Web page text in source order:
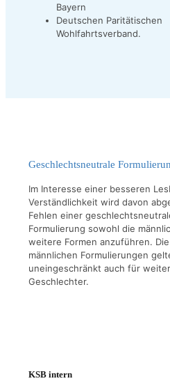
Bayern
Deutschen Paritätischen
Wohlfahrtsverband.
Geschlechtsneutrale
Im Interesse einer besseren
Verständlichkeit wird davon
Fehlen einer
Formulierung sowohl die
weitere Formen anzuführen.
männlichen Formulierungen
uneingeschränkt auch für
Geschlechter.
KSB intern